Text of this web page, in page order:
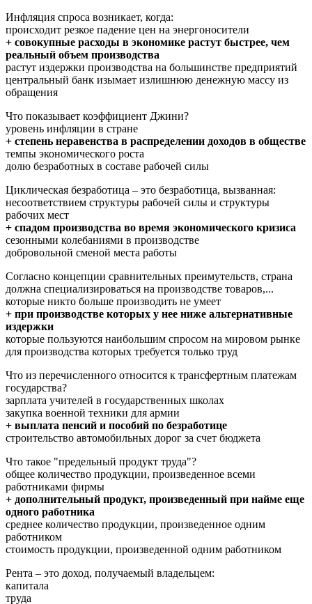
Инфляция спроса возникает, когда:
происходит резкое падение цен на энергоносители
+ совокупные расходы в экономике растут быстрее, чем
реальный объем производства
растут издержки производства на большинстве предприятий
центральный банк изымает излишнюю денежную массу из
обращения
Что показывает коэффициент Джини?
уровень инфляции в стране
+ степень неравенства в распределении доходов в обществе
темпы экономического роста
долю безработных в составе рабочей силы
Циклическая безработица – это безработица, вызванная:
несоответствием структуры рабочей силы и структуры
рабочих мест
+ спадом производства во время экономического кризиса
сезонными колебаниями в производстве
добровольной сменой места работы
Согласно концепции сравнительных преимутельств, страна
должна специализироваться на производстве товаров,...
которые никто больше производить не умеет
+ при производстве которых у нее ниже альтернативные
издержки
которые пользуются наибольшим спросом на мировом рынке
для производства которых требуется только труд
Что из перечисленного относится к трансфертным платежам
государства?
зарплата учителей в государственных школах
закупка военной техники для армии
+ выплата пенсий и пособий по безработице
строительство автомобильных дорог за счет бюджета
Что такое "предельный продукт труда"?
общее количество продукции, произведенное всеми
работниками фирмы
+ дополнительный продукт, произведенный при найме еще
одного работника
среднее количество продукции, произведенное одним
работником
стоимость продукции, произведенной одним работником
Рента – это доход, получаемый владельцем:
капитала
труда